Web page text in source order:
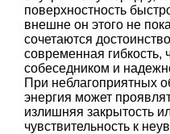
поверхностность
внешне он этого не
сочетаются
современная гибкость,
собеседником и
При неблагоприятных
энергия может
излишняя закрытость
чувствительность к